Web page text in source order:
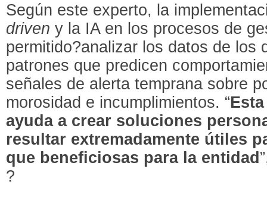
Según este experto, la
driven y la IA en los procesos de
permitido?analizar los datos de los
patrones que predicen
señales de alerta temprana sobre
morosidad e incumplimientos. “
ayuda a crear soluciones
resultar extremadamente útiles
que beneficiosas para la entidad
?